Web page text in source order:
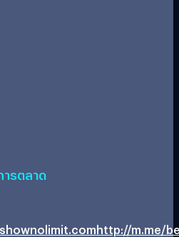
ารตลาด
http://m.me/